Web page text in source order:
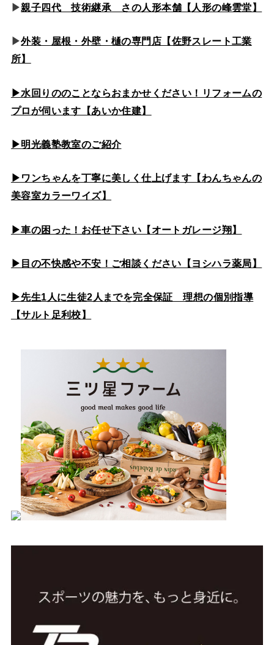
▶親子四代 技術継承 さの人形本舗【人形の峰雲堂】
▶外装・屋根・外壁・樋の専門店【佐野スレート工業
所】
▶水回りののことならおまかせください！リフォームの
プロが伺います【あいか住建】
▶明光義塾教室のご紹介
▶ワンちゃんを丁寧に美しく仕上げます【わんちゃんの
美容室カラーワイズ】
▶車の困った！お任せ下さい【オートガレージ翔】
▶目の不快感や不安！ご相談ください【ヨシハラ薬局】
▶先生1人に生徒2人までを完全保証 理想の個別指導
【サルト足利校】